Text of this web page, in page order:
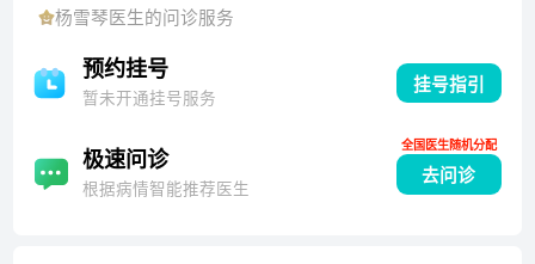
皮肤科学会银屑病学组副组长，《中华皮肤科杂志》、
《临床皮肤科杂志》、《中国临床医生杂志》、《人民
军医杂志》等6种医学期刊编委。1993年开始享受国务
中共十五大&quot;代表，2003年获得中国女医师协会
授予的&quot;巾帼建功模范医师&quot;光荣称号及荣
杨雪琴医生的问诊服务
预约挂号
暂未开通挂号服务
挂号指引
极速问诊
根据病情智能推荐医生
去问诊
全国医生随机分配